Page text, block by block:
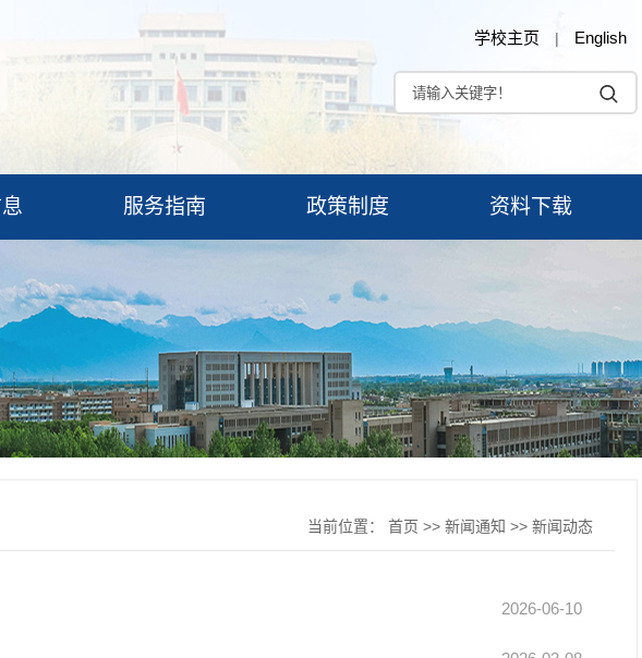
学校主页 | English
服务指南 政策制度 资料下载
当前位置： 首页 >> 新闻通知 >> 新闻动态
2026-06-10